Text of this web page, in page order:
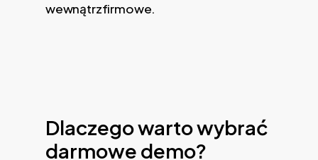
wewnątrzfirmowe.
Dlaczego warto wybrać
darmowe demo?